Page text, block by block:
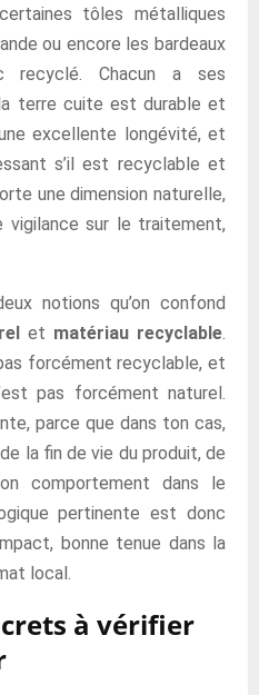
tôles métalliques
ou encore les bardeaux
recyclé. Chacun a ses
terre cuite est durable et
excellente longévité, et
s’il est recyclable et
une dimension naturelle,
vigilance sur le traitement,
notions qu’on confond
et matériau recyclable.
forcément recyclable, et
pas forcément naturel.
parce que dans ton cas,
la fin de vie du produit, de
comportement dans le
pertinente est donc
bonne tenue dans la
local.
à vérifier